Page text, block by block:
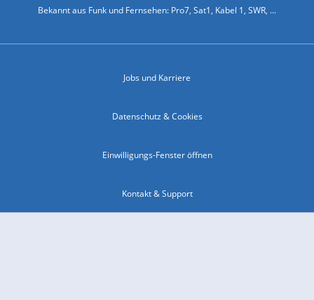
Bekannt aus Funk und Fernsehen: Pro7, Sat1, Kabel 1, SWR, ...
Jobs und Karriere
Datenschutz & Cookies
Einwilligungs-Fenster öffnen
Kontakt & Support